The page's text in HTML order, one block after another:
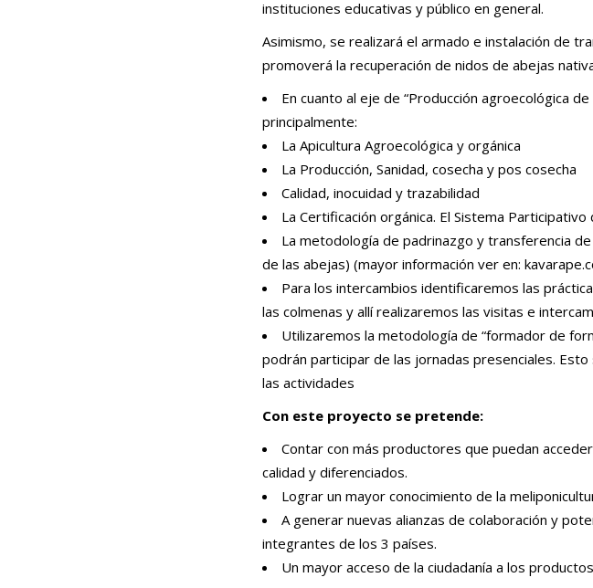
instituciones educativas y público en general.
Asimismo, se realizará el armado e instalación de
promoverá la recuperación de nidos de abejas
En cuanto al eje de “Producción agroecológica
principalmente:
La Apicultura Agroecológica y orgánica
La Producción, Sanidad, cosecha y pos cosecha
Calidad, inocuidad y trazabilidad
La Certificación orgánica. El Sistema
La metodología de padrinazgo y transferencia
de las abejas) (mayor información ver en:
Para los intercambios identificaremos las
las colmenas y allí realizaremos las visitas e
Utilizaremos la metodología de “formador de
podrán participar de las jornadas presenciales.
las actividades
Con este proyecto se pretende:
Contar con más productores que puedan
calidad y diferenciados.
Lograr un mayor conocimiento de la
A generar nuevas alianzas de colaboración y
integrantes de los 3 países.
Un mayor acceso de la ciudadanía a los